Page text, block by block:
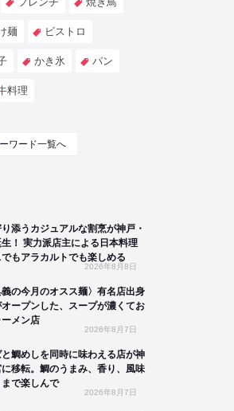
麺 ビストロ
かき氷 パン
料理
ワード一覧へ
り添うカジュアルな割烹が神戸・
！ 実力派店主による日本料理
もアラカルトでも楽しめる
2026年8月8日
義の今月のオスス麺〉有名店出身
ープンした、スープが濃くてお
メン店
2026年8月7日
鯛めしを同時に味わえる店が神
移転。鯛のうまみ、香り、風味
で楽しんで
2026年8月7日